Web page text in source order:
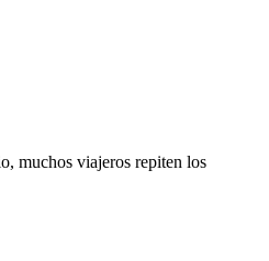
muchos viajeros repiten los